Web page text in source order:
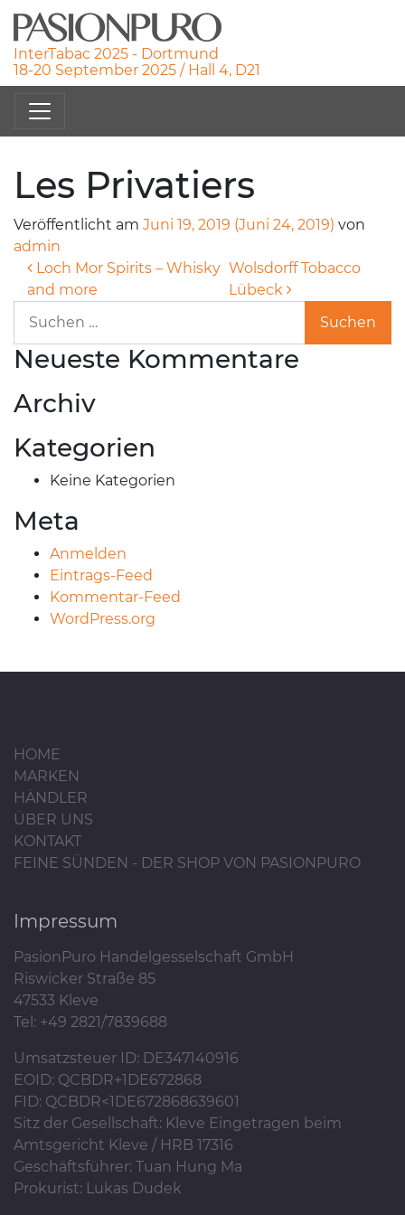
InterTabac 2025 - Dortmund
18-20 September 2025 / Hall 4, D21
Les Privatiers
Veröffentlicht am Juni 19, 2019 (Juni 24, 2019) von
admin
Beitragsnavigation
Loch Mor Spirits – Whisky
and more
Wolsdorff Tobacco
Lübeck
Neueste Kommentare
Archiv
Kategorien
Keine Kategorien
Meta
Anmelden
Eintrags-Feed
Kommentar-Feed
WordPress.org
HOME
MARKEN
HÄNDLER
ÜBER UNS
KONTAKT
FEINE SÜNDEN - DER SHOP VON PASIONPURO
Impressum
PasionPuro Handelgesselschaft GmbH
Riswicker Straße 85
47533 Kleve
Tel: +49 2821/7839688
Umsatzsteuer ID: DE347140916
EOID: QCBDR+1DE672868
FID: QCBDR<1DE672868639601
Sitz der Gesellschaft: Kleve Eingetragen beim
Amtsgericht Kleve / HRB 17316
Geschäftsführer: Tuan Hung Ma
Prokurist: Lukas Dudek